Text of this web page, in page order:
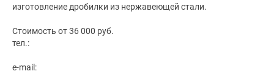
изготовление дробилки из нержавеющей стали.
Стоимость от 36 000 руб.
тел.:
e-mail: